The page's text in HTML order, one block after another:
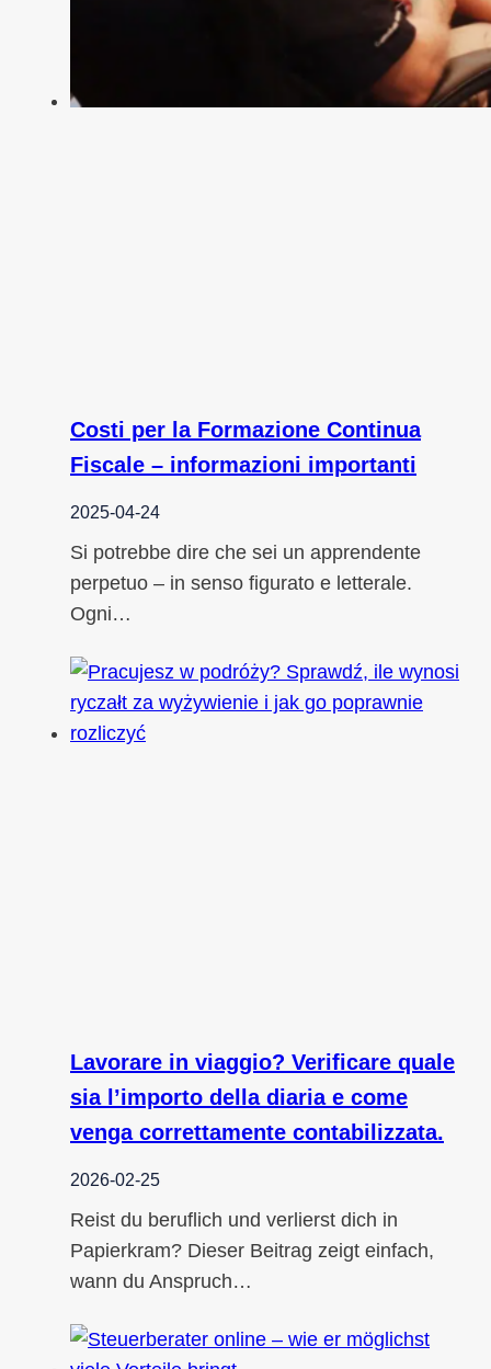
Costi per la Formazione Continua
Fiscale – informazioni importanti
2025-04-24
Si potrebbe dire che sei un apprendente
perpetuo – in senso figurato e letterale.
Ogni…
Lavorare in viaggio? Verificare quale
sia l’importo della diaria e come
venga correttamente contabilizzata.
2026-02-25
Reist du beruflich und verlierst dich in
Papierkram? Dieser Beitrag zeigt einfach,
wann du Anspruch…